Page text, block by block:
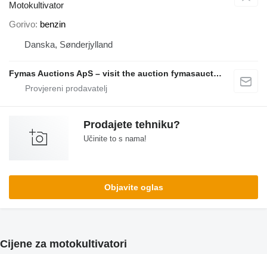
Motokultivator
Gorivo benzin
Danska, Sønderjylland
Fymas Auctions ApS – visit the auction fymasauctions.dk
Prodajete tehniku?
Učinite to s nama!
Objavite oglas
Cijene za motokultivatori